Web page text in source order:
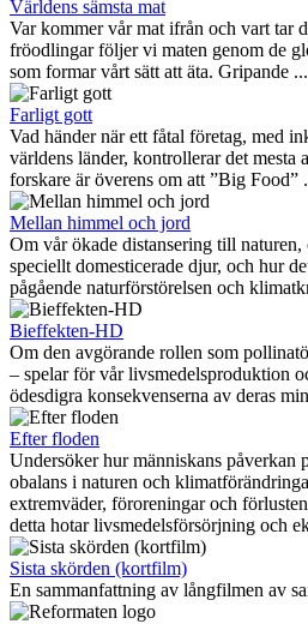
Världens sämsta mat
Var kommer vår mat ifrån och vart tar
fröodlingar följer vi maten genom de
som formar vårt sätt att äta. Gripande ...
Farligt gott
Vad händer när ett fåtal företag, med
världens länder, kontrollerar det mesta
forskare är överens om att ”Big Food”
Mellan himmel och jord
Om vår ökade distansering till
speciellt domesticerade djur, och hur
pågående naturförstörelsen och
Bieffekten-HD
Om den avgörande rollen som
– spelar för vår livsmedelsproduktion
ödesdigra konsekvenserna av deras
Efter floden
Undersöker hur människans påverkan
obalans i naturen och
extremväder, föroreningar och
detta hotar livsmedelsförsörjning och
Sista skörden (kortfilm)
En sammanfattning av långfilmen av